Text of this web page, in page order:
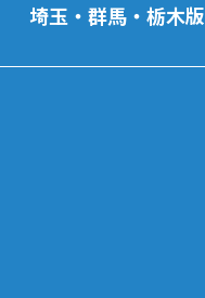
埼玉・群馬・栃木版